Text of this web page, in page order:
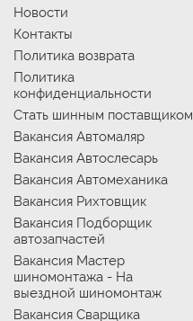
Новости
Контакты
Политика возврата
Политика
конфиденциальности
Стать шинным поставщиком
Вакансия Автомаляр
Вакансия Автослесарь
Вакансия Автомеханика
Вакансия Рихтовщик
Вакансия Подборщик
автозапчастей
Вакансия Мастер
шиномонтажа - На
выездной шиномонтаж
Вакансия Сварщика